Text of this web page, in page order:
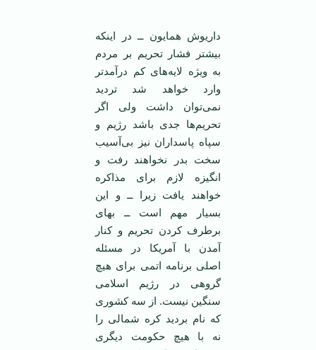
داریوش همایون ــ در اینکه
بیشتر فشار تحریم بر مردم
به ویژه لایه‌های کم درآمد‌تر
وارد خواهد شد تردید
نمی‌توان داشت ولی اگر
تحریم‌ها جدی باشد رژیم و
سپاه پاسداران نیز بی‌آسیب
سخت بدر نخواهند رفت و
انگیزه لازم برای مذاکره
خواهند یافت زیرا ــ و این
بسیار مهم است ــ بهای
برطرف کردن تحریم و کنار
آمدن با آمریکا در مسئله
اصلی برنامه اتمی‌ برای هیچ
گروهی در رژیم اسلامی
‌سنگین نیست. از سه کشوری
که نام بردید کره شمالی را
نه با هیچ حکومت دیگری